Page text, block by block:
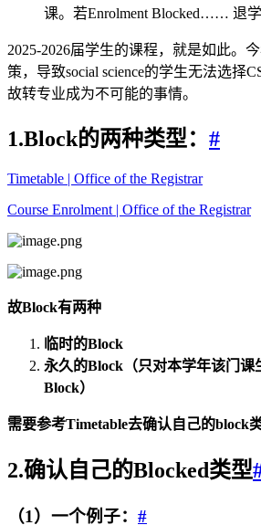
课。若Enrolment Blocked…… 退
2025-2026届学生的课程，就是如此。
策，导致social science的学生无法选择
故转专业成为不可能的事情。
1.Block的两种类型： #
Timetable | Office of the Registrar
Course Enrolment | Office of the Registrar
故Block有两种
临时的Block
永久的Block（只对本学年该门课
Block）
需要参考Timetable去确认自己的block
2.确认自己的Blocked类型
（1）一个例子： #